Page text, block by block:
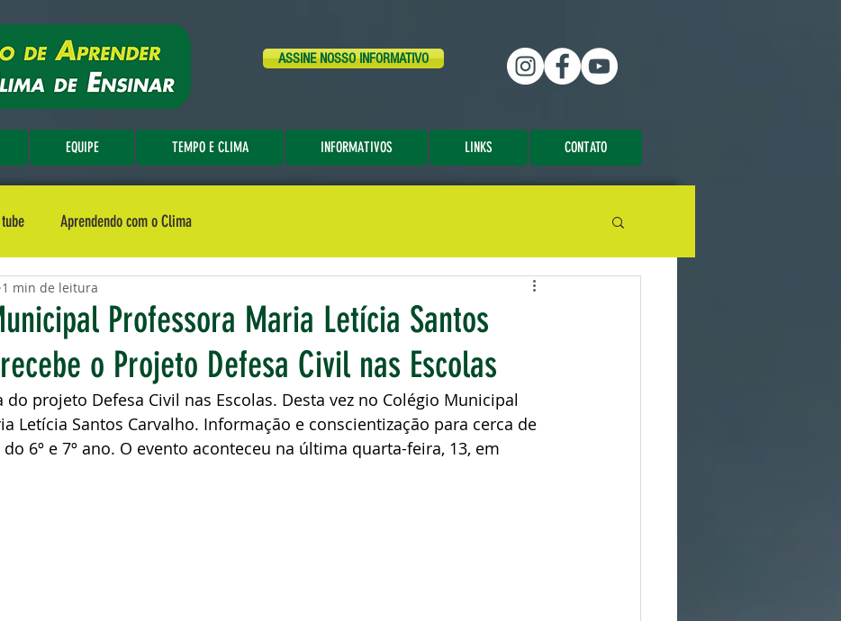
ASSINE NOSSO INFORMATIVO
EQUIPE TEMPO E CLIMA INFORMATIVOS LINKS CONTATO
Aprendendo com o Clima
Professora Maria Letícia Santos
o Projeto Defesa Civil nas Escolas
1 min de leitura
projeto Defesa Civil nas Escolas. Desta vez no Colégio Municipal
Letícia Santos Carvalho. Informação e conscientização para cerca de
6º e 7º ano. O evento aconteceu na última quarta-feira, 13, em